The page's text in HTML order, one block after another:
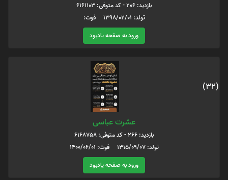
بازدید: 206 - کد متوفی: 6161103
تولد: 1398/02/01 فوت:
ورود به صفحه یادبود
(32)
عشرت عباسی
بازدید: 266 - کد متوفی: 6168758
تولد: 1315/09/07 فوت: 1400/06/01
ورود به صفحه یادبود